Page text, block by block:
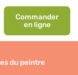
Commander
en ligne
du peintre